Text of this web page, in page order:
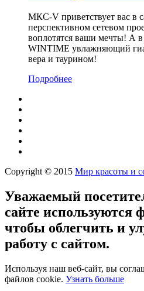
МКС-V приветствует вас в
перспективном сетевом
воплотятся ваши мечты! А
WINTIME увлажняющий
вера и таурином!
Подробнее
Copyright © 2015 Мир красоты и
Уважаемый
сайте используются
чтобы облегчить и
работу с сайтом.
Используя наш веб-сайт, вы
файлов cookie. Узнать больше